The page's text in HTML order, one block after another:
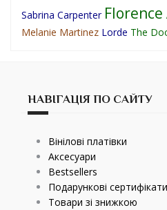
Sabrina Carpenter
Melanie Martinez Lorde The
НАВІГАЦІЯ ПО САЙТУ
Вінілові платівки
Аксесуари
Bestsellers
Подарункові сертифікати
Товари зі знижкою